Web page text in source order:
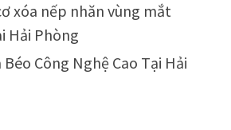
xóa nếp nhăn vùng mắt
Hải Phòng
Béo Công Nghệ Cao Tại Hải